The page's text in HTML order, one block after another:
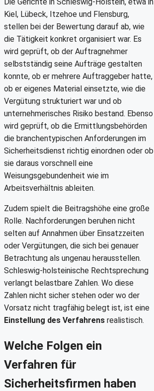
Kiel, Lübeck, Itzehoe und Flensburg,
stellen bei der Bewertung darauf ab, wie
die Tätigkeit konkret organisiert war. Es
wird geprüft, ob der Auftragnehmer
selbstständig seine Aufträge gestalten
konnte, ob er mehrere Auftraggeber hatte,
ob er eigenes Material einsetzte, wie die
Vergütung strukturiert war und ob
unternehmerisches Risiko bestand. Ebenso
wird geprüft, ob die Ermittlungsbehörden
die branchentypischen Anforderungen im
Sicherheitsdienst richtig einordnen oder ob
sie daraus vorschnell eine
Weisungsgebundenheit wie im
Arbeitsverhältnis ableiten.
Zudem spielt die Beitragshöhe eine große
Rolle. Nachforderungen beruhen nicht
selten auf Annahmen über Einsatzzeiten
oder Vergütungen, die sich bei genauer
Betrachtung als ungenau herausstellen.
Schleswig-holsteinische Rechtsprechung
verlangt belastbare Zahlen. Wo diese
Zahlen nicht sicher stehen oder wo der
Vorsatz nicht tragfähig belegt ist, ist eine
Einstellung des Verfahrens realistisch.
Welche Folgen ein
Verfahren für
Sicherheitsfirmen haben